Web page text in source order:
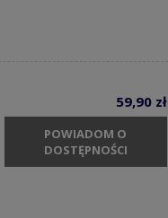
59,90 zł
POWIADOM O
DOSTĘPNOŚCI